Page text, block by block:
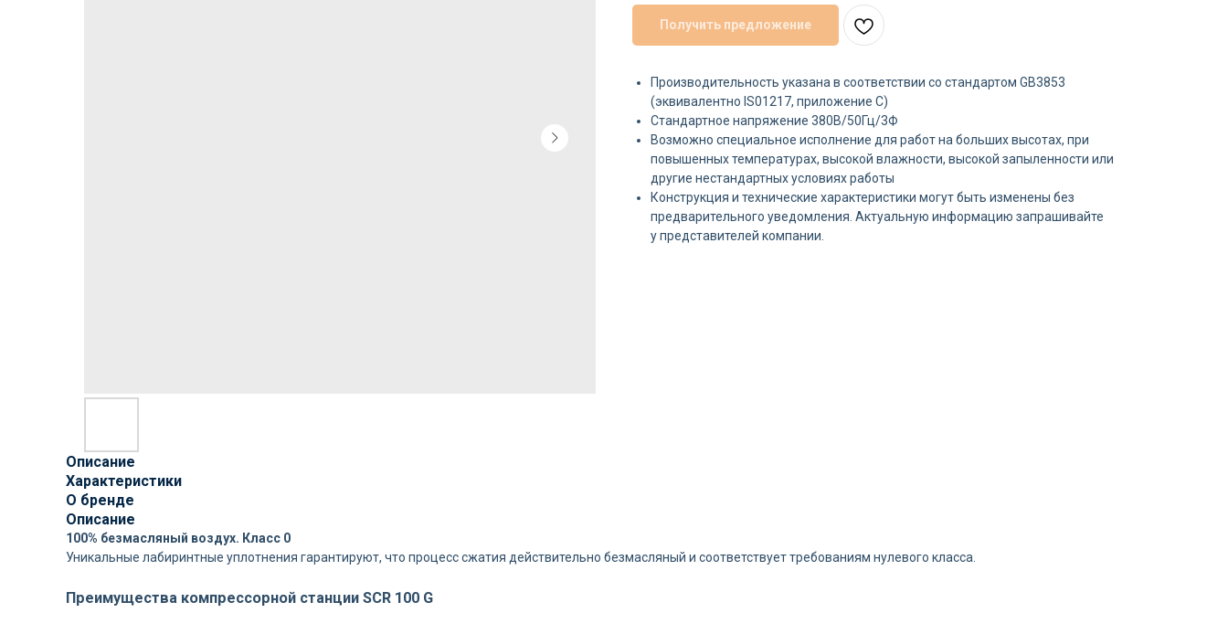
Получить предложение
Производительность указана в соответствии со стандартом GB3853
(эквивалентно IS01217, приложение C)
Стандартное напряжение 380В/50Гц/3Ф
Возможно специальное исполнение для работ на больших высотах, при
повышенных температурах, высокой влажности, высокой запыленности или
другие нестандартных условиях работы
Конструкция и технические характеристики могут быть изменены без
предварительного уведомления. Актуальную информацию запрашивайте
у представителей компании.
Описание
Характеристики
О бренде
Описание
100% безмасляный воздух. Класс 0
Уникальные лабиринтные уплотнения гарантируют, что процесс сжатия действительно безмасляный и соответствует требованиям нулевого класса.
Преимущества компрессорной станции SCR 100 G